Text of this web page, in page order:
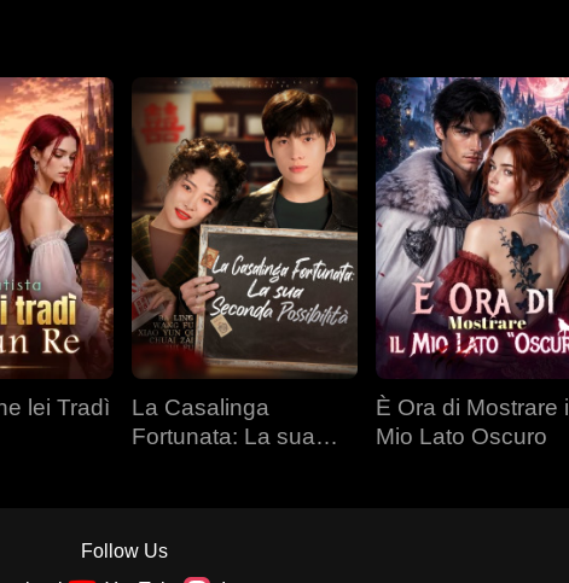
lei Tradì
La Casalinga
Fortunata: La sua
È Ora di Mostrare il
Mio Lato Oscuro
Follow Us